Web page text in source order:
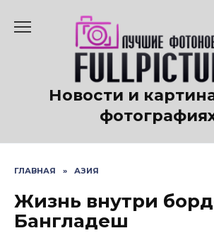
содержанию
Новости и
ГЛАВНАЯ » АЗИЯ
Жизнь внутри
Бангладеш